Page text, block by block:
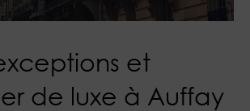
et
de luxe à Auffay